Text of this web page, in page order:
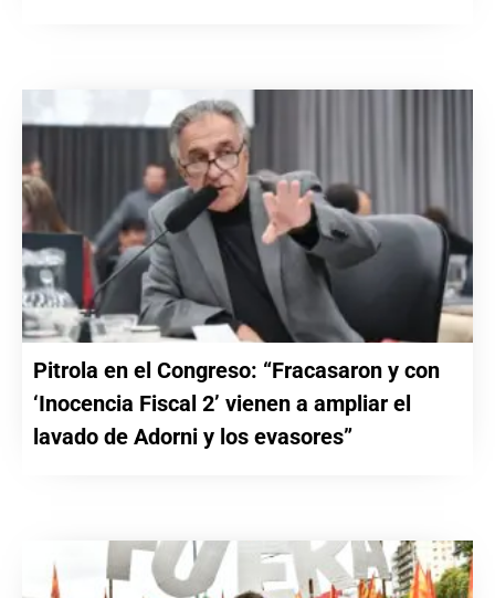
Pitrola en el Congreso: “Fracasaron y con
‘Inocencia Fiscal 2’ vienen a ampliar el
lavado de Adorni y los evasores”